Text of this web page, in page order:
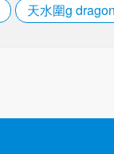
天水圍g dragon